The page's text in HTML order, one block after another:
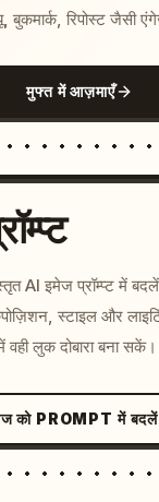
रिपोस्ट जैसी
मुफ्त में आज़माएँ
c,
colors,
AI इमेज प्रॉम्प्ट में
स्टाइल और
लुक दोबारा बना सकें।
को PROMPT में बदलें